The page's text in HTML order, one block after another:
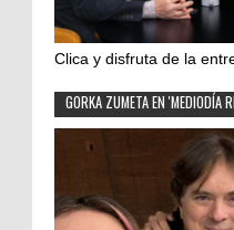
Clica y disfruta de la
GORKA ZUMETA EN 'MEDIODÍA